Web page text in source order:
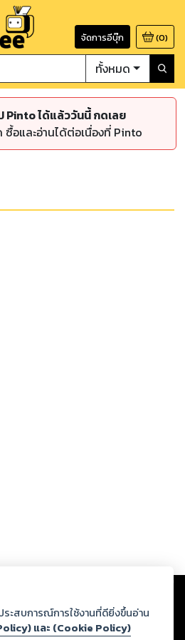
จัดการอีบุ๊ก (0)
ทั้งหมด
Pinto ได้แล้ววันนี้ กดเลย
อและอ่านได้ต่อเนื่องที่ Pinto
นเว็บไซต์และปรากฏว่าละเมิดสิทธิใน
อขัดต่อกฎหมายและศีลธรรม ดังนั้น ผู้อ่าน
ลั่นกรองด้วยตนเอง และหากท่านพบว่าส่วน
ระสบการณ์การใช้งานที่ดียิ่งขึ้นอ่าน
และ (Cookie Policy)